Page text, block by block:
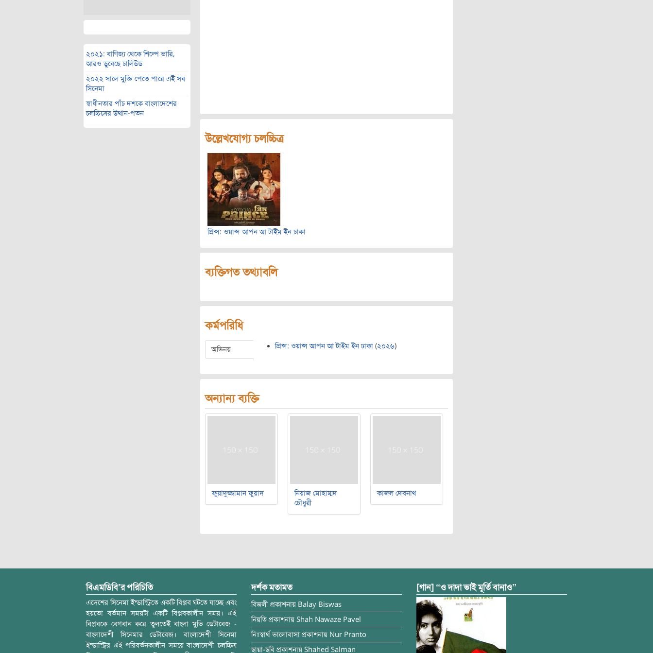
২০২১: বাণিজ্য থেকে শিল্পে ভারি,
আরও ডুবেছে ঢালিউড
২০২২ সালে মুক্তি পেতে পারে এই সব
সিনেমা
স্বাধীনতার পাঁচ দশকে বাংলাদেশের
চলচ্চিত্রের উত্থান-পতন
উল্লেখযোগ্য চলচ্চিত্র
প্রিন্স: ওয়ান্স আপন আ টাইম ইন ঢাকা
ব্যক্তিগত তথ্যাবলি
কর্মপরিধি
অভিনয় প্রিন্স: ওয়ান্স আপন আ টাইম ইন ঢাকা (২০২৬)
অন্যান্য ব্যক্তি
ফুয়াদুজ্জামান ফুয়াদ
নিয়াজ মোহাম্মদ
চৌধুরী
কাজল দেবনাথ
বিএমডিবি’র পরিচিতি
এদেশের সিনেমা ইন্ডাস্ট্রিতে একটি বিপ্লব ঘটতে যাচ্ছে এবং
হয়তো বর্তমান সময়টা একটি বিপ্লবকালীন সময়। এই
বিপ্লবকে বেগবান করে তুলতেই বাংলা মুভি ডেটাবেজ -
বাংলাদেশী সিনেমার ডেটাবেজ। বাংলাদেশী সিনেমা
ইন্ডাস্ট্রির এই পরিবর্তনকালীন সময়ে বাংলাদেশী চলচ্চিত্র
দর্শক মতামত
বিজলী প্রকাশনায় Balay Biswas
নিয়তি প্রকাশনায় Shah Nawaze Pavel
নিঃস্বার্থ ভালোবাসা প্রকাশনায় Nur Pranto
ছায়া-ছবি প্রকাশনায় Shahed Salman
[গান] “ও দাদা ভাই মূর্তি বানাও”